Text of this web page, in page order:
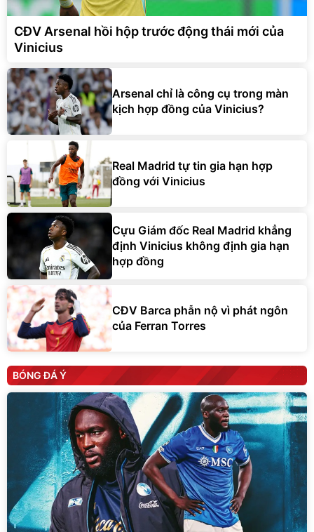
CĐV Arsenal hồi hộp trước động thái mới của
Vinicius
Arsenal chỉ là công cụ trong màn
kịch hợp đồng của Vinicius?
Real Madrid tự tin gia hạn hợp
đồng với Vinicius
Cựu Giám đốc Real Madrid khẳng
định Vinicius không định gia hạn
hợp đồng
CĐV Barca phẫn nộ vì phát ngôn
của Ferran Torres
BÓNG ĐÁ Ý